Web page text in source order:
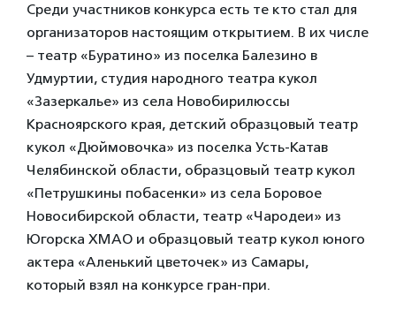
Среди участников конкурса есть те кто стал для
организаторов настоящим открытием. В их числе
– театр «Буратино» из поселка Балезино в
Удмуртии, студия народного театра кукол
«Зазеркалье» из села Новобирилюссы
Красноярского края, детский образцовый театр
кукол «Дюймовочка» из поселка Усть-Катав
Челябинской области, образцовый театр кукол
«Петрушкины побасенки» из села Боровое
Новосибирской области, театр «Чародеи» из
Югорска ХМАО и образцовый театр кукол юного
актера «Аленький цветочек» из Самары,
который взял на конкурсе гран-при.